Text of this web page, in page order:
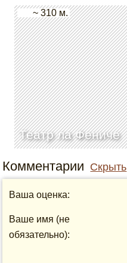
Театр ла Фениче
~ 310 м.
Комментарии Скрыть
Ваша оценка:
Ваше имя (не
обязательно):